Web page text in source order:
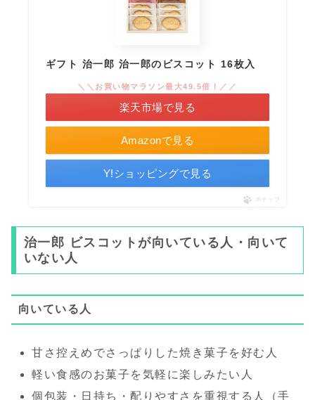
ギフト 治一郎 治一郎のビスコット 16枚入
Amazonで見る
＼＼お買い物マラソン最大49.5倍！／／
楽天市場で見る
Y!ショッピングで見る
ポチップ
治一郎 ビスコットが向いている人・向いて
いない人
向いている人
甘さ控えめでさっぱりした焼き菓子を好む人
軽い食感のお菓子を気軽に楽しみたい人
個包装・日持ち・配りやすさを重視する人（手